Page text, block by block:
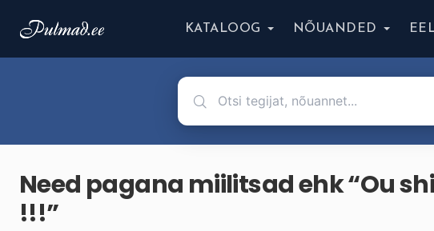
KATALOOG NÕUANDED
Need pagana miilitsad ehk “Ou
!!!”